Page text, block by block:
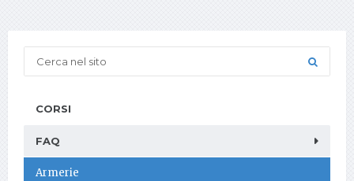
CORSI
FAQ
Armerie